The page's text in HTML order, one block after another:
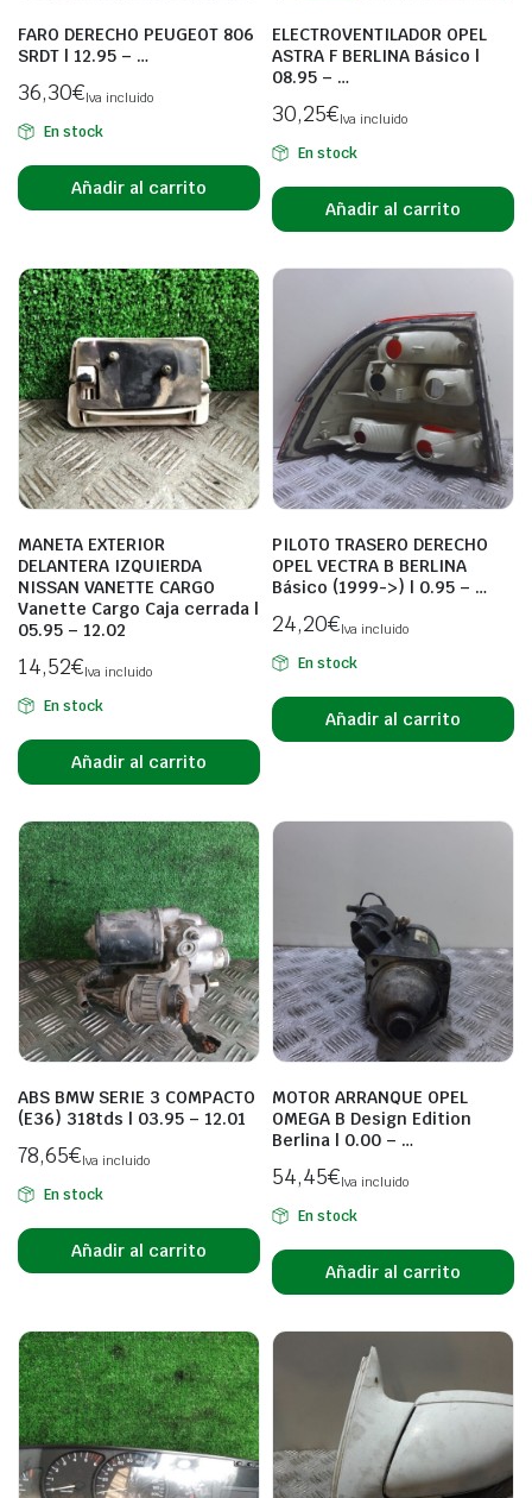
FARO DERECHO PEUGEOT 806
SRDT | 12.95 – …
36,30€Iva incluido
En stock
Añadir al carrito
ELECTROVENTILADOR OPEL
ASTRA F BERLINA Básico |
08.95 – …
30,25€Iva incluido
En stock
Añadir al carrito
MANETA EXTERIOR
DELANTERA IZQUIERDA
NISSAN VANETTE CARGO
Vanette Cargo Caja cerrada |
05.95 – 12.02
14,52€Iva incluido
En stock
Añadir al carrito
PILOTO TRASERO DERECHO
OPEL VECTRA B BERLINA
Básico (1999->) | 0.95 – …
24,20€Iva incluido
En stock
Añadir al carrito
ABS BMW SERIE 3 COMPACTO
(E36) 318tds | 03.95 – 12.01
78,65€Iva incluido
En stock
Añadir al carrito
MOTOR ARRANQUE OPEL
OMEGA B Design Edition
Berlina | 0.00 – …
54,45€Iva incluido
En stock
Añadir al carrito